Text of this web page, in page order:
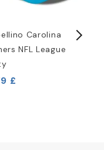
Carolina
NFL League
£